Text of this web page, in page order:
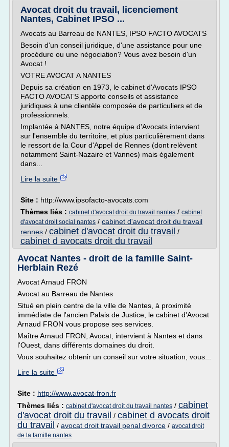
Avocat droit du travail, licenciement
Nantes, Cabinet IPSO ...
Avocats au Barreau de NANTES, IPSO FACTO AVOCATS
Besoin d'un conseil juridique, d'une assistance pour une
procédure ou une négociation? Vous avez besoin d'un
Avocat !
VOTRE AVOCAT A NANTES
Depuis sa création en 1973, le cabinet d'Avocats IPSO
FACTO AVOCATS apporte conseils et assistance
juridiques à une clientèle composée de particuliers et de
professionnels.
Implantée à NANTES, notre équipe d'Avocats intervient
sur l'ensemble du territoire, et plus particulièrement dans
le ressort de la Cour d'Appel de Rennes (dont relèvent
notamment Saint-Nazaire et Vannes) mais également
dans...
Lire la suite
Site : http://www.ipsofacto-avocats.com
Thèmes liés : cabinet d'avocat droit du travail nantes / cabinet
d'avocat droit social nantes / cabinet d'avocat droit du travail
rennes / cabinet d'avocat droit du travail /
cabinet d avocats droit du travail
Avocat Nantes - droit de la famille Saint-
Herblain Rezé
Avocat Arnaud FRON
Avocat au Barreau de Nantes
Situé en plein centre de la ville de Nantes, à proximité
immédiate de l'ancien Palais de Justice, le cabinet d'Avocat
Arnaud FRON vous propose ses services.
Maître Arnaud FRON, Avocat, intervient à Nantes et dans
l'Ouest, dans différents domaines du droit.
Vous souhaitez obtenir un conseil sur votre situation, vous...
Lire la suite
Site : http://www.avocat-fron.fr
Thèmes liés : cabinet d'avocat droit du travail nantes / cabinet
d'avocat droit du travail / cabinet d avocats droit
du travail / avocat droit travail penal divorce / avocat droit
de la famille nantes